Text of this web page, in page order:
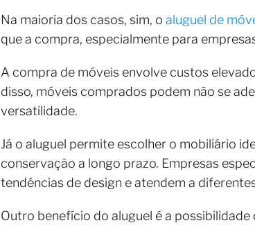
Na maioria dos casos, sim, o aluguel de
que a compra, especialmente para
A compra de móveis envolve custos
disso, móveis comprados podem não se
versatilidade.
Já o aluguel permite escolher o mobiliário
conservação a longo prazo. Empresas
tendências de design e atendem a
Outro benefício do aluguel é a